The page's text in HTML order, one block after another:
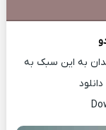
به این سبک به